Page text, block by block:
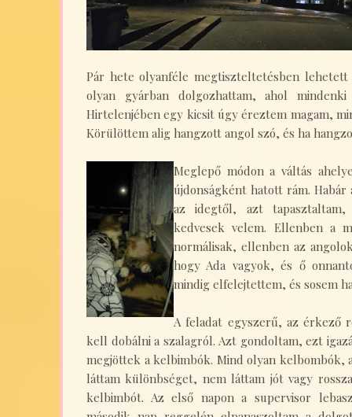
Pár hete olyanféle megtiszteltetésben
olyan gyárban dolgozhattam, ahol
Hirtelenjében egy kicsit úgy éreztem magam,
Körülöttem alig hangzott angol szó, és ha
Meglepő módon a váltás
újdonságként hatott rám.
az idegtől, azt
kedvesek velem. Ellenben a
normálisak, ellenben az
hogy Ada vagyok, és ő
mindig elfelejtettem, és sosem
A feladat egyszerű, az érkező
kell dobálni a szalagról. Azt gondoltam, ezt
megjöttek a kelbimbók. Mind olyan kelbombók,
láttam különbséget, nem láttam jót vagy
kelbimbót. Az első napon a supervisor